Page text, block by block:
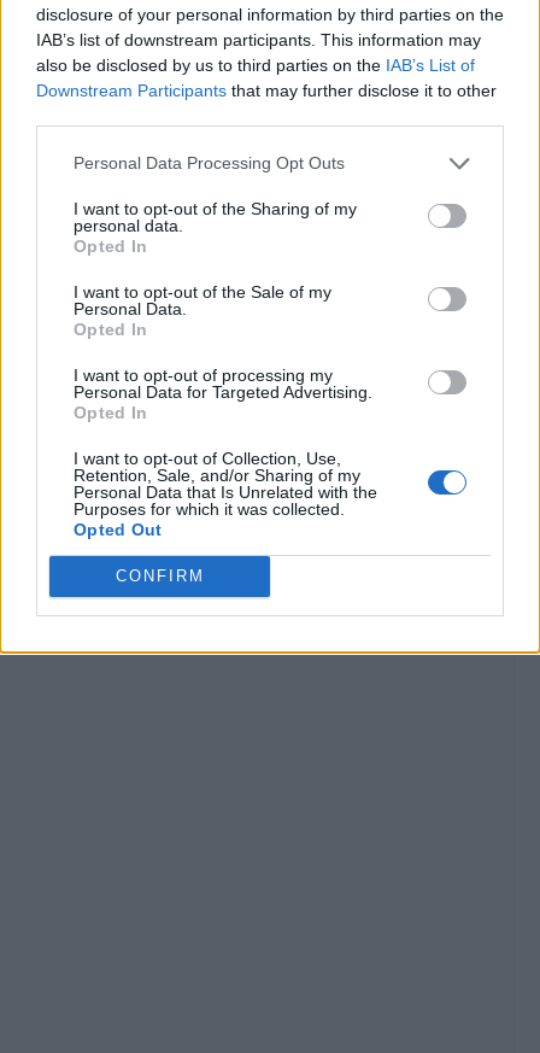
disclosure of your personal information by third parties on the
IAB’s list of downstream participants. This information may
also be disclosed by us to third parties on the IAB’s List of
Downstream Participants that may further disclose it to other
Personal Data Processing Opt Outs
I want to opt-out of the Sharing of my
personal data.
Opted In
I want to opt-out of the Sale of my
Personal Data.
Opted In
I want to opt-out of processing my
Personal Data for Targeted Advertising.
Opted In
I want to opt-out of Collection, Use,
Retention, Sale, and/or Sharing of my
Personal Data that Is Unrelated with the
Purposes for which it was collected.
Opted Out
CONFIRM